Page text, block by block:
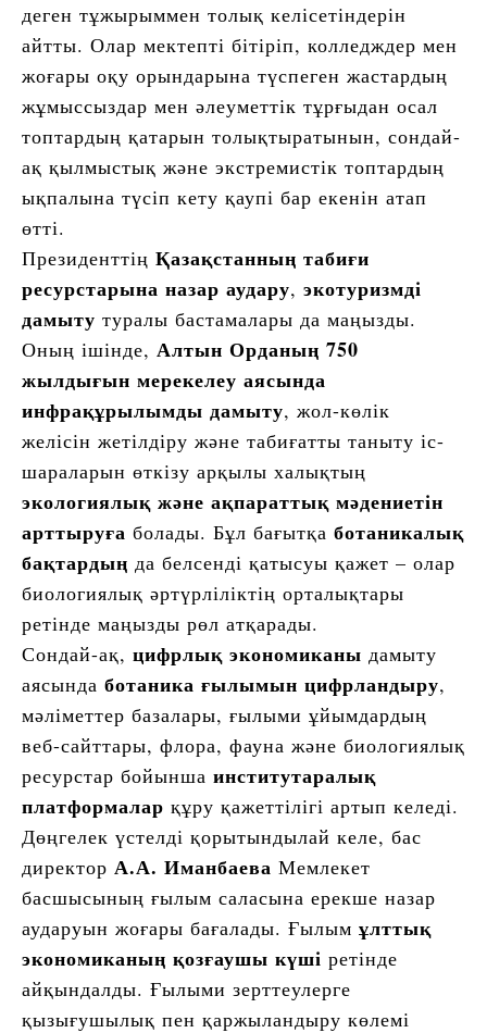
деген тұжырыммен толық келісетіндерін
айтты. Олар мектепті бітіріп, колледждер мен
жоғары оқу орындарына түспеген жастардың
жұмыссыздар мен әлеуметтік тұрғыдан осал
топтардың қатарын толықтыратынын, сондай-
ақ қылмыстық және экстремистік топтардың
ықпалына түсіп кету қаупі бар екенін атап
өтті.
Президенттің Қазақстанның табиғи
ресурстарына назар аудару, экотуризмді
дамыту туралы бастамалары да маңызды.
Оның ішінде, Алтын Орданың 750
жылдығын мерекелеу аясында
инфрақұрылымды дамыту, жол-көлік
желісін жетілдіру және табиғатты таныту іс-
шараларын өткізу арқылы халықтың
экологиялық және ақпараттық мәдениетін
арттыруға болады. Бұл бағытқа ботаникалық
бақтардың да белсенді қатысуы қажет – олар
биологиялық әртүрліліктің орталықтары
ретінде маңызды рөл атқарады.
Сондай-ақ, цифрлық экономиканы дамыту
аясында ботаника ғылымын цифрландыру,
мәліметтер базалары, ғылыми ұйымдардың
веб-сайттары, флора, фауна және биологиялық
ресурстар бойынша институтаралық
платформалар құру қажеттілігі артып келеді.
Дөңгелек үстелді қорытындылай келе, бас
директор А.А. Иманбаева Мемлекет
басшысының ғылым саласына ерекше назар
аударуын жоғары бағалады. Ғылым ұлттық
экономиканың қозғаушы күші ретінде
айқындалды. Ғылыми зерттеулерге
қызығушылық пен қаржыландыру көлемі